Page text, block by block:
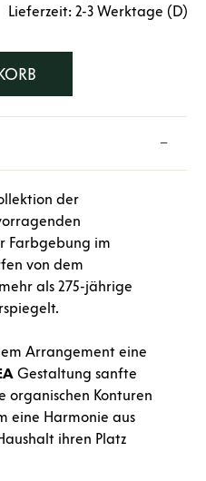
Lieferzeit: 2-3 Werktage (D)
ein oder
der
Farbgebung im
von dem
als 275-jährige
Arrangement eine
Gestaltung sanfte
Konturen
eine Harmonie aus
ihren Platz